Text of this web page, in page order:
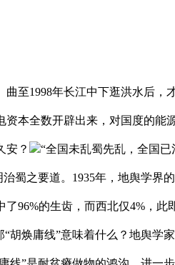
1998年长江中下逛洪水后，
本全数开辟出来，对国度的
安？ “全国未乱蜀先乱，全国已
蜀之要道。1935年，地舆学
96%的生齿，而西北仅4%，
胡焕庸线”意味着什么？地舆